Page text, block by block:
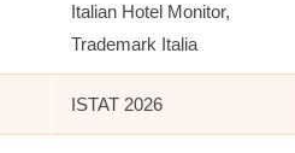
Italian Hotel Monitor,
Trademark Italia
ISTAT 2026